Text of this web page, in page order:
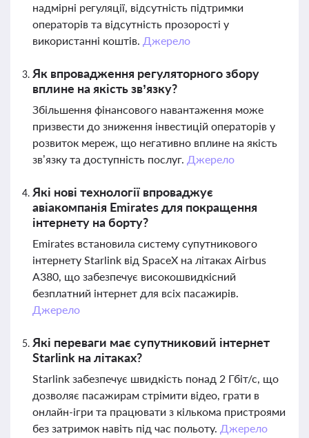
надмірні регуляції, відсутність підтримки
операторів та відсутність прозорості у
використанні коштів. Джерело
Як впровадження регуляторного збору
вплине на якість зв’язку?
Збільшення фінансового навантаження може
призвести до зниження інвестицій операторів у
розвиток мереж, що негативно вплине на якість
зв’язку та доступність послуг. Джерело
Які нові технології впроваджує
авіакомпанія Emirates для покращення
інтернету на борту?
Emirates встановила систему супутникового
інтернету Starlink від SpaceX на літаках Airbus
A380, що забезпечує високошвидкісний
безплатний інтернет для всіх пасажирів.
Джерело
Які переваги має супутниковий інтернет
Starlink на літаках?
Starlink забезпечує швидкість понад 2 Гбіт/с, що
дозволяє пасажирам стрімити відео, грати в
онлайн-ігри та працювати з кількома пристроями
без затримок навіть під час польоту. Джерело